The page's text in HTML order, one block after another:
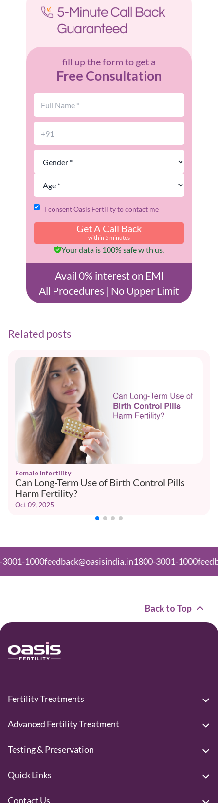
fill up the form to get a
Free Consultation
I consent Oasis Fertility to contact me
Get A Call Back
within 5 minutes
Your data is 100% safe with us.
Avail 0% interest on EMI
All Procedures | No Upper Limit
Related posts
Female Infertility
Can Long-Term Use of Birth Control Pills
Harm Fertility?
Oct 09, 2025
1000feedback@oasisindia.in1800-3001-1000
Back to Top
Fertility Treatments
Advanced Fertility Treatment
Testing & Preservation
Quick Links
Contact Us